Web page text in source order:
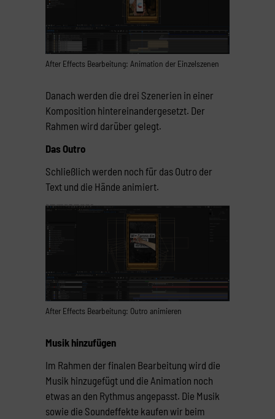
After Effects Bearbeitung: Animation der Einzelszenen
Danach werden die drei Szenerien in einer
Komposition hintereinandergesetzt. Der
Rahmen wird darüber gelegt.
Das Outro
Schließlich werden noch für das Outro der
Text und die Hände animiert.
After Effects Bearbeitung: Outro animieren
Musik hinzufügen
Im Rahmen der finalen Bearbeitung wird die
Musik hinzugefügt und die Animation noch
etwas an den Rythmus angepasst. Die Musik
sowie die Soundeffekte kaufen wir beim